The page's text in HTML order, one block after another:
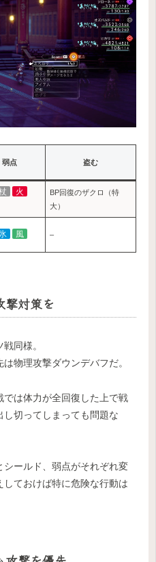
弱点 盗む
火
BP回復のザクロ（特
大）
風 –
撃対策を
同様。
物理攻撃ダウンデバフだ。
では体力が全回復した上で戦
し切ってしまっても問題な
ールド、弱点がそれぞれ変
ておけば特に危険な行動は